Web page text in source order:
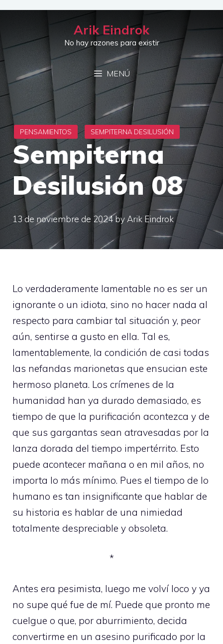
Saltar
contenido
Arik Eindrok
No hay razones para existir
MENÚ
Sempiterna
Desilusión 08
13 de noviembre de 2024byArik Eindrok
Lo verdaderamente lamentable no es ser un
ignorante o un idiota, sino no hacer nada al
respecto para cambiar tal situación y, peor
aún, sentirse a gusto en ella. Tal es,
lamentablemente, la condición de casi todas
las nefandas marionetas que ensucian este
hermoso planeta. Los crímenes de la
humanidad han ya durado demasiado, es
tiempo de que la purificación acontezca y de
que sus gargantas sean atravesadas por la
lanza dorada del tiempo impertérrito. Esto
puede acontecer mañana o en mil años, no
importa lo más mínimo. Pues el tiempo de lo
humano es tan insignificante que hablar de
su historia es hablar de una nimiedad
totalmente despreciable y obsoleta.
*
Antes era pesimista, luego me volví loco y ya
no supe qué fue de mí. Puede que pronto me
cuelgue o que, por aburrimiento, decida
convertirme en un asesino purificado por la